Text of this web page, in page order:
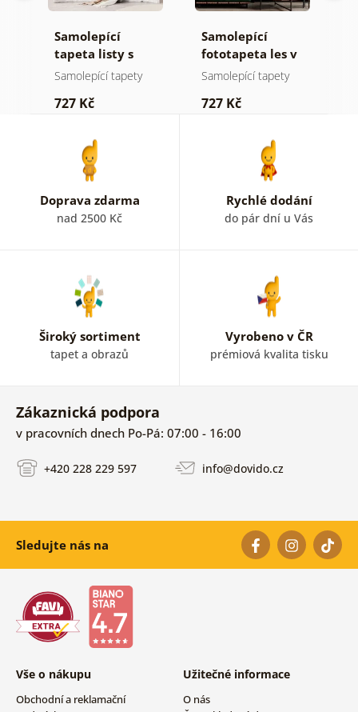
Samolepící
tapeta listy s
pastelovým
Samolepící tapety
727 Kč
Samolepící
fototapeta les v
mlze
Samolepící tapety
727 Kč
Doprava zdarma
nad 2500 Kč
Rychlé dodání
do pár dní u Vás
Široký sortiment
tapet a obrazů
Vyrobeno v ČR
prémiová kvalita tisku
Zákaznická podpora
v pracovních dnech Po-Pá: 07:00 - 16:00
+420 228 229 597 info@dovido.cz
Sledujte nás na
Vše o nákupu
Obchodní a reklamační
Užitečné informace
O nás